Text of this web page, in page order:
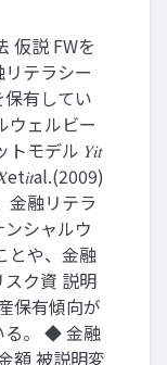
仮説 FWを
テラシー
有してい
ウェルビー
モデル 𝑌𝑖𝑡
金融リテラ
シャルウ
とや、金融
ク資 説明
保有傾向が
る。 ◆ 金融
額 被説明変